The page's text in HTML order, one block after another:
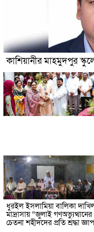
কাশিয়ানীর মাহমুদপুর
ধুরইল ইসলামিয়া বালিকা
মাদ্রাসায় “জুলাই গণঅভ্যুত্থানের
চেতনা শহীদদের প্রতি শ্রদ্ধা